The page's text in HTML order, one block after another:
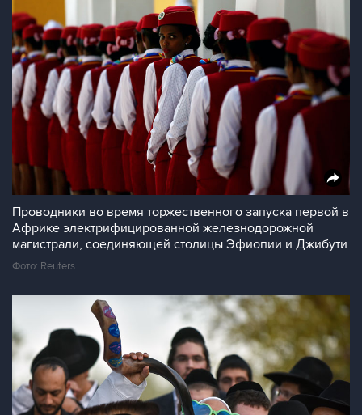
Проводники во время торжественного запуска первой в
Африке электрифицированной железнодорожной
магистрали, соединяющей столицы Эфиопии и Джибути
Фото: Reuters